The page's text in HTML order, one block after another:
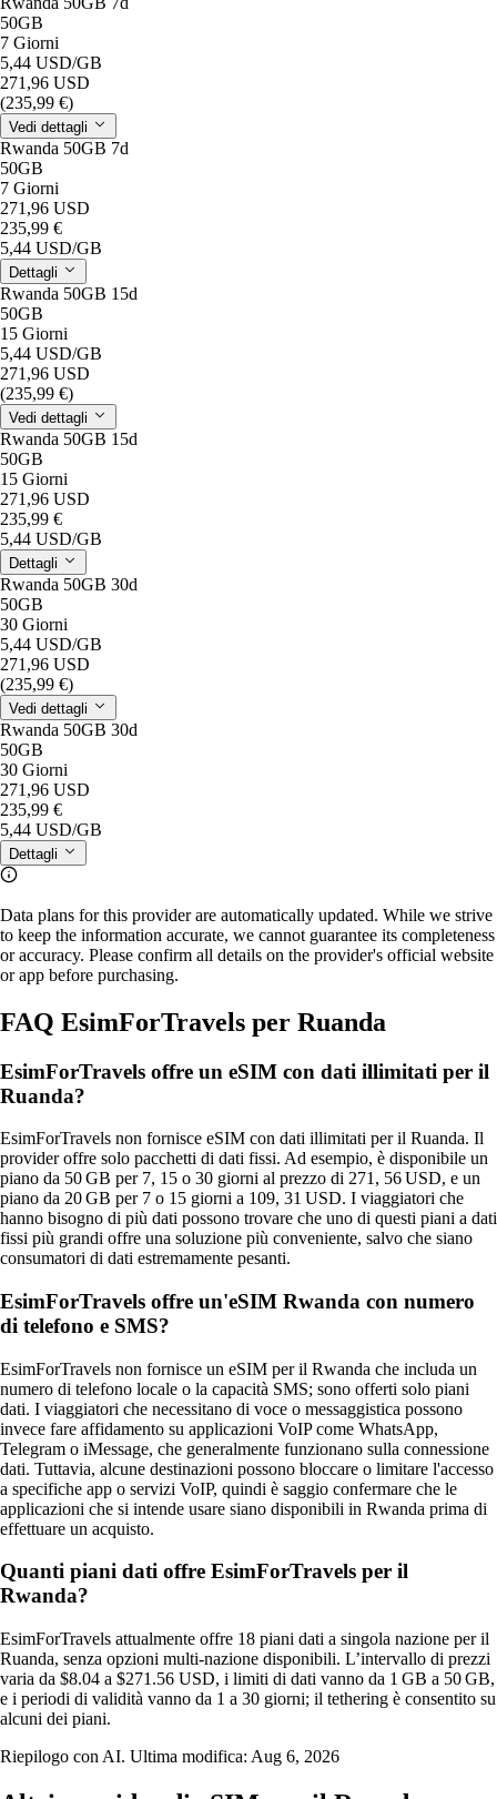
50GB
7 Giorni
5,44 USD/GB
271,96 USD
(235,99 €)
Vedi dettagli
Rwanda 50GB 7d
50GB
7 Giorni
271,96 USD
235,99 €
5,44 USD/GB
Dettagli
Rwanda 50GB 15d
50GB
15 Giorni
5,44 USD/GB
271,96 USD
(235,99 €)
Vedi dettagli
Rwanda 50GB 15d
50GB
15 Giorni
271,96 USD
235,99 €
5,44 USD/GB
Dettagli
Rwanda 50GB 30d
50GB
30 Giorni
5,44 USD/GB
271,96 USD
(235,99 €)
Vedi dettagli
Rwanda 50GB 30d
50GB
30 Giorni
271,96 USD
235,99 €
5,44 USD/GB
Dettagli
Data plans for this provider are automatically updated. While we strive
to keep the information accurate, we cannot guarantee its completeness
or accuracy. Please confirm all details on the provider's official website
or app before purchasing.
FAQ EsimForTravels per Ruanda
EsimForTravels offre un eSIM con dati illimitati per il
Ruanda?
EsimForTravels non fornisce eSIM con dati illimitati per il Ruanda. Il
provider offre solo pacchetti di dati fissi. Ad esempio, è disponibile un
piano da 50 GB per 7, 15 o 30 giorni al prezzo di 271, 56 USD, e un
piano da 20 GB per 7 o 15 giorni a 109, 31 USD. I viaggiatori che
hanno bisogno di più dati possono trovare che uno di questi piani a dati
fissi più grandi offre una soluzione più conveniente, salvo che siano
consumatori di dati estremamente pesanti.
EsimForTravels offre un'eSIM Rwanda con numero
di telefono e SMS?
EsimForTravels non fornisce un eSIM per il Rwanda che includa un
numero di telefono locale o la capacità SMS; sono offerti solo piani
dati. I viaggiatori che necessitano di voce o messaggistica possono
invece fare affidamento su applicazioni VoIP come WhatsApp,
Telegram o iMessage, che generalmente funzionano sulla connessione
dati. Tuttavia, alcune destinazioni possono bloccare o limitare l'accesso
a specifiche app o servizi VoIP, quindi è saggio confermare che le
applicazioni che si intende usare siano disponibili in Rwanda prima di
effettuare un acquisto.
Quanti piani dati offre EsimForTravels per il
Rwanda?
EsimForTravels attualmente offre 18 piani dati a singola nazione per il
Ruanda, senza opzioni multi-nazione disponibili. L’intervallo di prezzi
varia da $8.04 a $271.56 USD, i limiti di dati vanno da 1 GB a 50 GB,
e i periodi di validità vanno da 1 a 30 giorni; il tethering è consentito su
alcuni dei piani.
Riepilogo con AI. Ultima modifica: Aug 6, 2026